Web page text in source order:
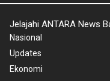
Jelajahi ANTARA News
Nasional
Updates
Ekonomi